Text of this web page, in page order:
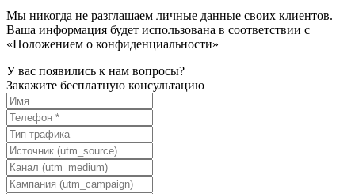
Мы никогда не разглашаем личные данные своих клиентов.
Ваша информация будет использована в соответствии с
«Положением о конфиденциальности»
У вас появились к нам вопросы?
Закажите бесплатную консультацию